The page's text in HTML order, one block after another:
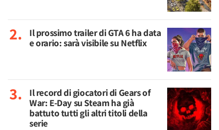
Il prossimo trailer di GTA 6 ha data
e orario: sarà visibile su Netflix
Il record di giocatori di Gears of
War: E-Day su Steam ha già
battuto tutti gli altri titoli della
serie